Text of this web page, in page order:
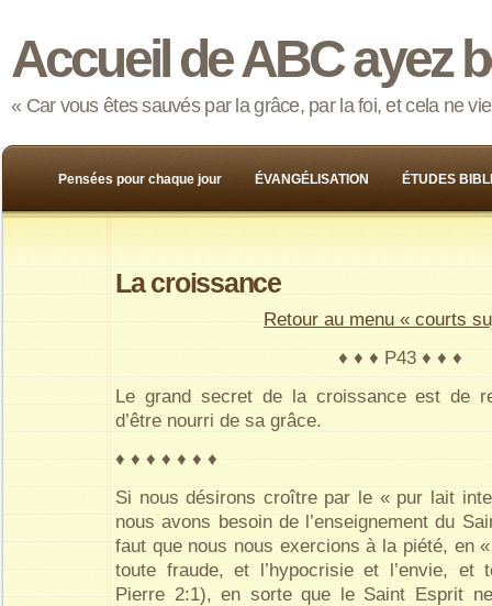
Accueil de ABC ayez
« Car vous êtes sauvés par la grâce, par la foi, et cela ne
Pensées pour chaque jour ÉVANGÉLISATION ÉTUDES
La croissance
Retour au menu « courts
♦ ♦ ♦ P43 ♦ ♦ ♦
Le grand secret de la croissance est de
d’être nourri de sa grâce.
♦ ♦ ♦ ♦ ♦ ♦ ♦
Si nous désirons croître par le « pur lait
nous avons besoin de l’enseignement du
faut que nous nous exercions à la piété, en
toute fraude, et l’hypocrisie et l’envie, et
Pierre 2:1), en sorte que le Saint Esprit